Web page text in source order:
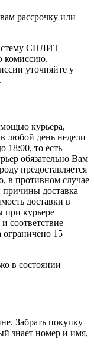
рассрочку или
СПЛИТ
комиссию.
уточняйте у
курьера,
любой день недели
18:00, то есть
обязательно Вам
предоставляется
в противном случае
причины доставка
доставки в
при курьере
соответствие
ограничено 15
в состоянии
Забрать покупку
знает номер и имя,